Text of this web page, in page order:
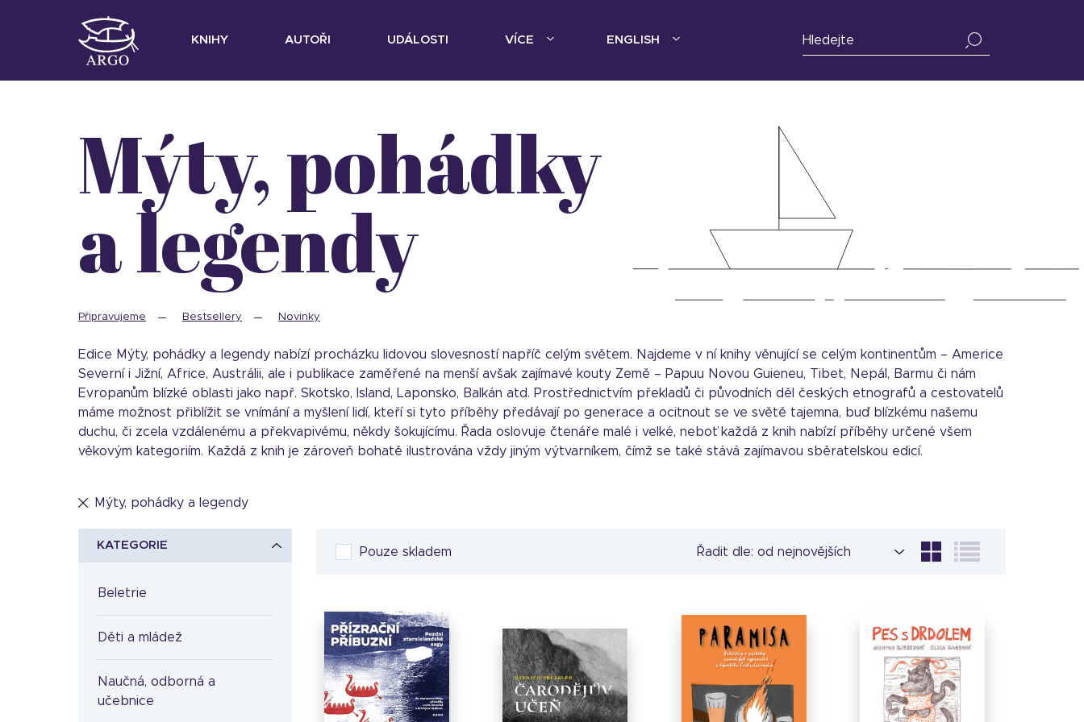
KNIHY AUTOŘI UDÁLOSTI VÍCE ENGLISH
Mýty, pohádky
a legendy
Připravujeme Bestsellery Novinky
Edice Mýty, pohádky a legendy nabízí procházku lidovou slovesností napříč celým světem. Najdeme v ní knihy věnující se celým kontinentům – Americe
Severní i Jižní, Africe, Austrálii, ale i publikace zaměřené na menší avšak zajímavé kouty Země – Papuu Novou Guieneu, Tibet, Nepál, Barmu či nám
Evropanům blízké oblasti jako např. Skotsko, Island, Laponsko, Balkán atd. Prostřednictvím překladů či původních děl českých etnografů a cestovatelů
máme možnost přiblížit se vnímání a myšlení lidí, kteří si tyto příběhy předávají po generace a ocitnout se ve světě tajemna, buď blízkému našemu
duchu, či zcela vzdálenému a překvapivému, někdy šokujícímu. Řada oslovuje čtenáře malé i velké, neboť každá z knih nabízí příběhy určené všem
věkovým kategoriím. Každá z knih je zároveň bohatě ilustrována vždy jiným výtvarníkem, čímž se také stává zajímavou sběratelskou edicí.
Mýty, pohádky a legendy
KATEGORIE
Beletrie
Děti a mládež
Naučná, odborná a
učebnice
Pouze skladem Řadit dle: